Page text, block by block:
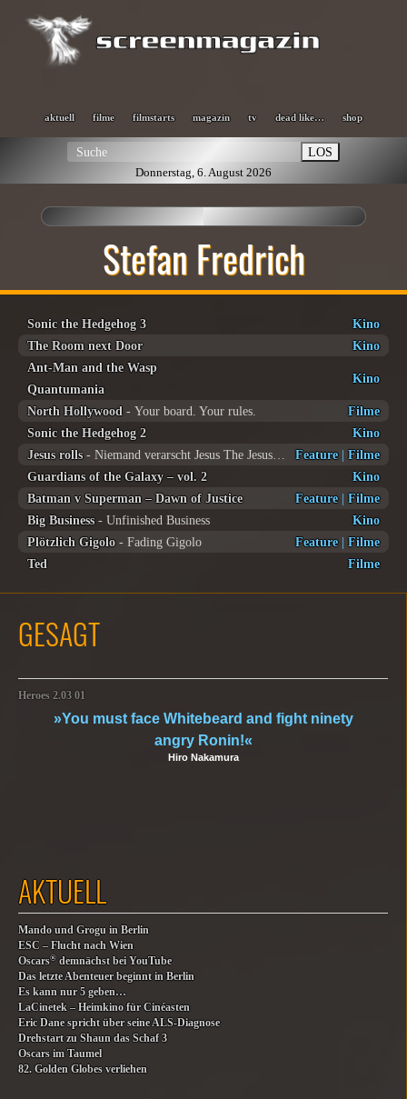
aktuell filme filmstarts magazin tv dead like… shop
LOS
Donnerstag, 6. August 2026
Stefan Fredrich
Sonic the Hedgehog 3
Kino
The Room next Door
Kino
Ant-Man and the Wasp
Quantumania
Kino
North Hollywood - Your board. Your rules.
Filme
Sonic the Hedgehog 2
Kino
Jesus rolls
Feature| Filme
Guardians of the Galaxy – vol. 2
Kino
Batman v Superman – Dawn of Justice
Feature| Filme
Big Business- Unfinished Business
Kino
Plötzlich Gigolo- Fading Gigolo Feature| Filme
Ted
Filme
GESAGT
Heroes 2.03 01
»You must face Whitebeard and fight ninety
angry Ronin!«
Hiro Nakamura
AKTUELL
Mando und Grogu in Berlin
ESC – Flucht nach Wien
Oscars® demnächst bei YouTube
Das letzte Abenteuer beginnt in Berlin
Es kann nur 5 geben…
LaCinetek – Heimkino für Cinéasten
Eric Dane spricht über seine ALS-Diagnose
Drehstart zu Shaun das Schaf 3
Oscars im Taumel
82. Golden Globes verliehen